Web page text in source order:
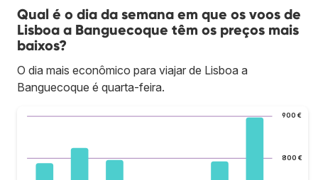
Qual é o dia da semana em que os voos de
Lisboa a Banguecoque têm os preços mais
baixos?
O dia mais econômico para viajar de Lisboa a
Banguecoque é quarta-feira.
800 €
900 €